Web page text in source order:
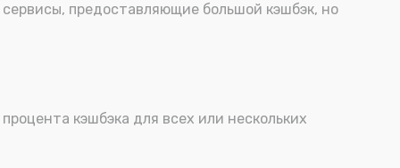
предоставляющие большой кэшбэк, но
кэшбэка для всех или нескольких